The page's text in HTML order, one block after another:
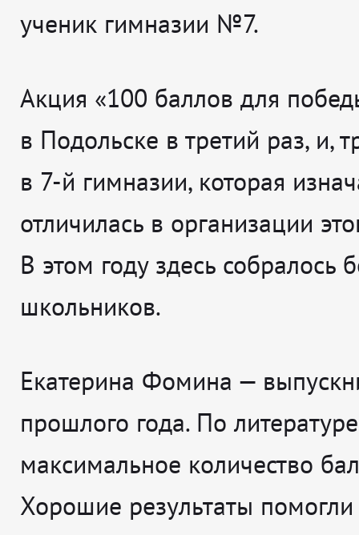
ученик гимназии №7.
Акция «100 баллов для
в Подольске в третий раз, и,
в 7-й гимназии, которая
отличилась в организации
В этом году здесь собралось
школьников.
Екатерина Фомина —
прошлого года. По
максимальное количество
Хорошие результаты